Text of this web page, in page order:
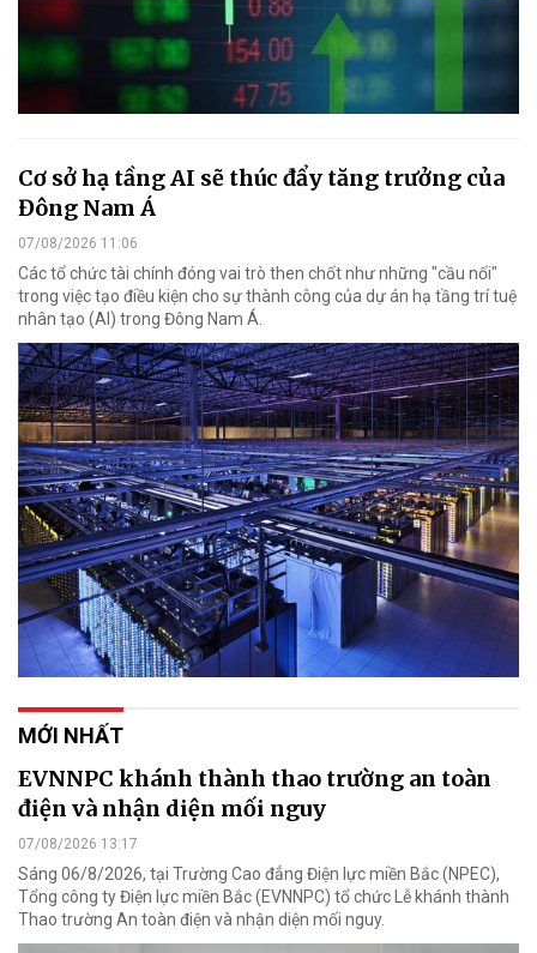
Cơ sở hạ tầng AI sẽ thúc đẩy tăng trưởng của
Đông Nam Á
07/08/2026 11:06
Các tổ chức tài chính đóng vai trò then chốt như những "cầu nối"
trong việc tạo điều kiện cho sự thành công của dự án hạ tầng trí tuệ
nhân tạo (AI) trong Đông Nam Á.
MỚI NHẤT
EVNNPC khánh thành thao trường an toàn
điện và nhận diện mối nguy
07/08/2026 13:17
Sáng 06/8/2026, tại Trường Cao đẳng Điện lực miền Bắc (NPEC),
Tổng công ty Điện lực miền Bắc (EVNNPC) tổ chức Lễ khánh thành
Thao trường An toàn điện và nhận diện mối nguy.